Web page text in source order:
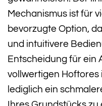
Mechanismus ist für
bevorzugte Option,
und intuitivere
Entscheidung für ein
vollwertigen Hoftores
lediglich ein